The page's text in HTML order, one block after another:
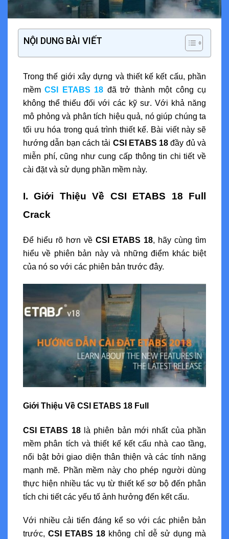
NỘI DUNG BÀI VIẾT
Trong thế giới xây dựng và thiết kế kết cấu, phần
mềmCSI ETABS 18 đã trở thành một công cụ
không thể thiếu đối với các kỹ sư. Với khả năng
mô phỏng và phân tích hiệu quả, nó giúp chúng ta
tối ưu hóa trong quá trình thiết kế. Bài viết này sẽ
hướng dẫn bạn cách tải CSI ETABS 18 đầy đủ và
miễn phí, cũng như cung cấp thông tin chi tiết về
cài đặt và sử dụng phần mềm này.
I. Giới Thiệu Về CSI ETABS 18 Full
Crack
Để hiểu rõ hơn về CSI ETABS 18, hãy cùng tìm
hiểu về phiên bản này và những điểm khác biệt
của nó so với các phiên bản trước đây.
Giới Thiệu Về CSI ETABS 18 Full
CSI ETABS 18là phiên bản mới nhất của phần
mềm phân tích và thiết kế kết cấu nhà cao tầng,
nổi bật bởi giao diện thân thiện và các tính năng
mạnh mẽ. Phần mềm này cho phép người dùng
thực hiện nhiều tác vụ từ thiết kế sơ bộ đến phân
tích chi tiết các yếu tố ảnh hưởng đến kết cấu.
Với nhiều cải tiến đáng kể so với các phiên bản
trước,CSI ETABS 18 không chỉ dễ sử dụng mà